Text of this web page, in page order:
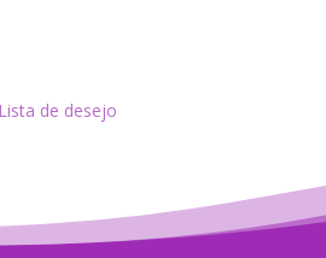
Lista de desejo